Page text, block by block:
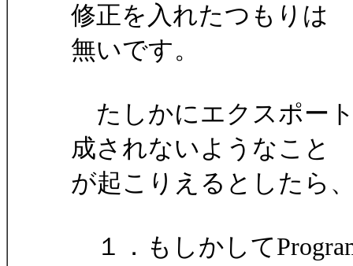
修正を入れたつもりは
無いです。
たしかにエクスポー
成されないようなこと
が起こりえるとしたら
１．もしかして